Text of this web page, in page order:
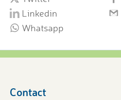
Linkedin
Whatsapp
Contact